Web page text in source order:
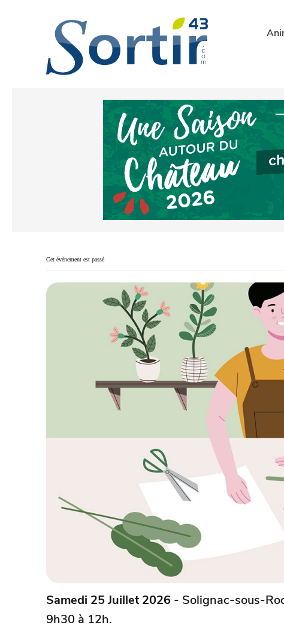
Cet évènement est passé
Samedi 25 Juillet 2026 - Solignac-sous-
9h30 à 12h.